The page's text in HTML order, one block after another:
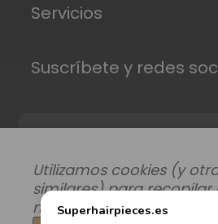
Servicios
Suscríbete y redes
Utilizamos cookies (y
similares) para recopilar
mejorar su experiencia